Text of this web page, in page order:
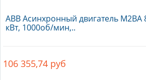
ABB Асинхронный двигатель M2BA
кВт, 1000об/мин,..
106 355,74 руб